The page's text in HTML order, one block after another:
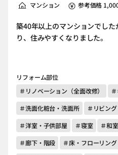
マンション 参考価格
築40年以上のマンションでし
り、住みやすくなりました。
リフォーム部位
＃リノベーション（全面改修）
＃洗面化粧台・洗面所
＃リビン
＃洋室・子供部屋
＃寝室 ＃和室
＃廊下・階段
＃床・フローリング